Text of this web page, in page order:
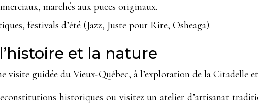
marchés aux puces originaux.
festivals d’été (Jazz, Juste pour Rire, Osheaga).
et la nature
guidée du Vieux-Québec, à l’exploration de la Citadelle
historiques ou visitez un atelier d’artisanat